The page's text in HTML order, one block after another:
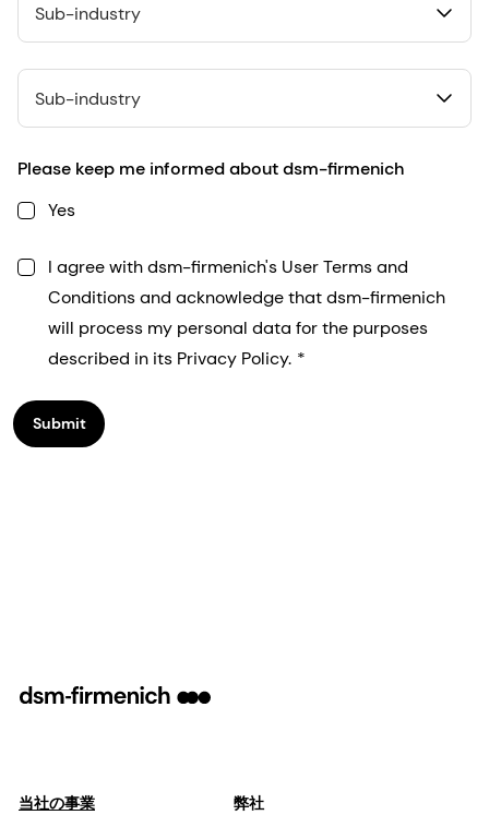
Sub-industry
Sub-industry
Please keep me informed about dsm-firmenich
Yes
I agree with dsm-firmenich's User Terms and
Conditions and acknowledge that dsm-firmenich
will process my personal data for the purposes
described in its Privacy Policy.
Submit
当社の事業 弊社